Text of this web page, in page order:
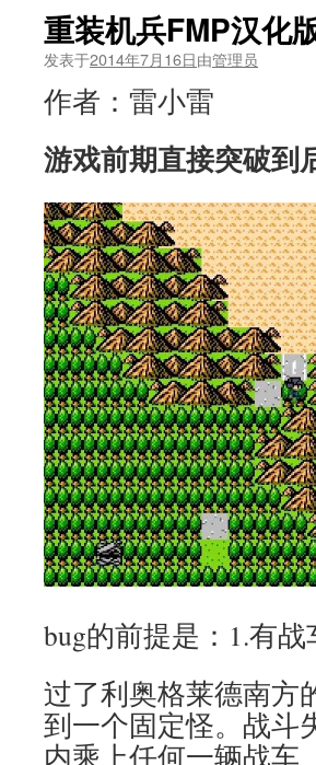
重装机兵FMP汉化
发表于2014年7月16日由管理员
作者：雷小雷
游戏前期直接突破到
bug的前提是：1.有
过了利奥格莱德南方
到一个固定怪。战斗
内乘上任何一辆战车